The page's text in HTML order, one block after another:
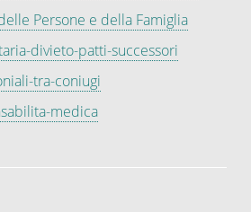
Persone e della Famiglia
divieto-patti-successori
tra-coniugi
medica